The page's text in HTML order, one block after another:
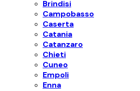
Brindisi
Campobasso
Caserta
Catania
Catanzaro
Chieti
Cuneo
Empoli
Enna